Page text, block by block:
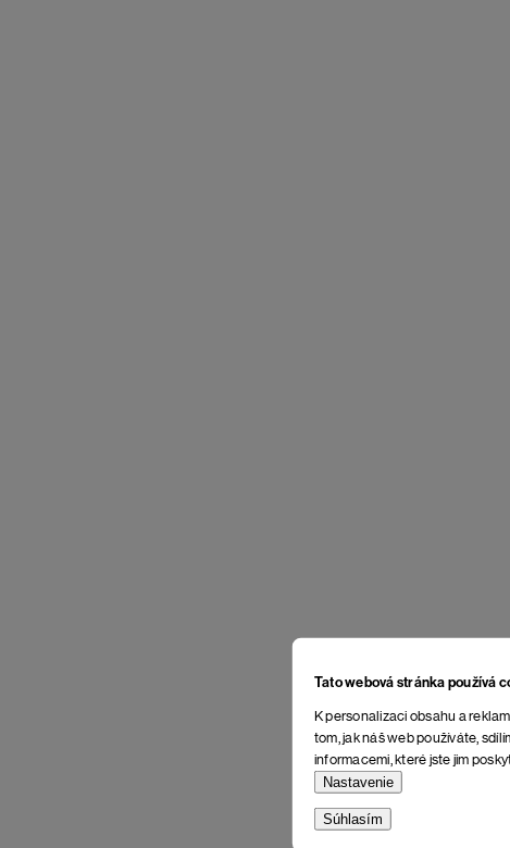
Tato webová stránka používá
K personalizaci obsahu a
tom, jak náš web používáte,
informacemi, které jste jim
Nastavenie
Súhlasím